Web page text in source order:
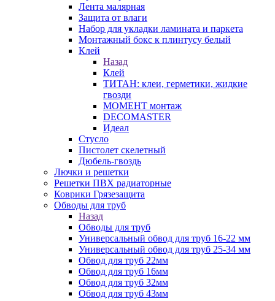
Лента малярная
Защита от влаги
Набор для укладки ламината и паркета
Монтажный бокс к плинтусу белый
Клей
Назад
Клей
ТИТАН: клеи, герметики, жидкие
гвозди
МОМЕНТ монтаж
DECOMASTER
Идеал
Стусло
Пистолет скелетный
Дюбель-гвоздь
Лючки и решетки
Решетки ПВХ радиаторные
Коврики Грязезащита
Обводы для труб
Назад
Обводы для труб
Универсальный обвод для труб 16-22 мм
Универсальный обвод для труб 25-34 мм
Обвод для труб 22мм
Обвод для труб 16мм
Обвод для труб 32мм
Обвод для труб 43мм